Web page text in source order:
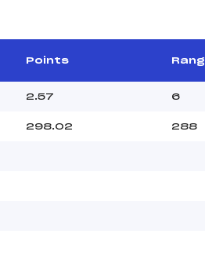
Points Rang
2.57 6
298.02 288